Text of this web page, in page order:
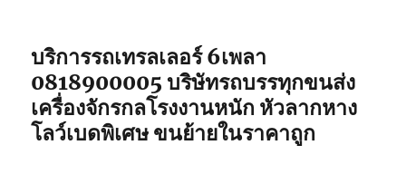
บริการรถเทรลเลอร์ 6เพลา
0818900005 บริษัทรถบรรทุกขนส่ง
เครื่องจักรกลโรงงานหนัก หัวลากหาง
โลว์เบดพิเศษ ขนย้ายในราคาถูก